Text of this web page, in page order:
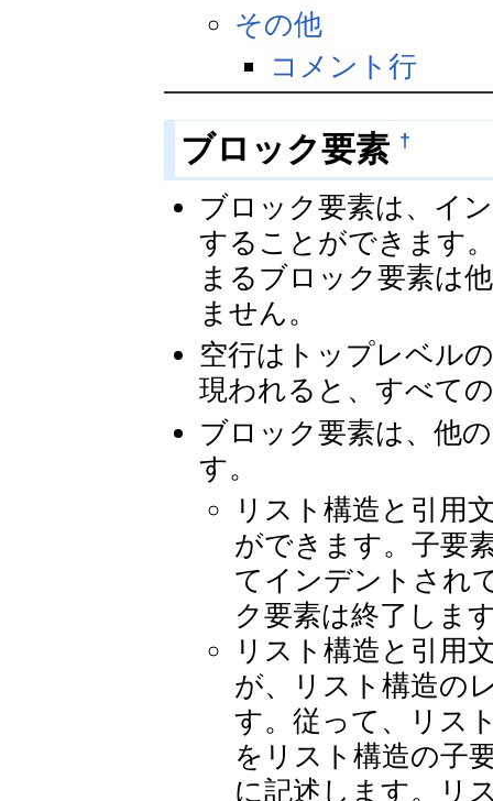
その他
コメント行
ブロック要素 †
ブロック要素は、イ
することができます
まるブロック要素は
ません。
空行はトップレベル
現われると、すべて
ブロック要素は、他
す。
リスト構造と引用
ができます。子要
てインデントされ
ク要素は終了しま
リスト構造と引用
が、リスト構造の
す。従って、リス
をリスト構造の子
に記述します。リ